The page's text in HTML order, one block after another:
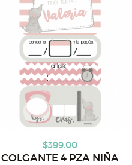
$399.00
COLGANTE 4 PZA NIÑA